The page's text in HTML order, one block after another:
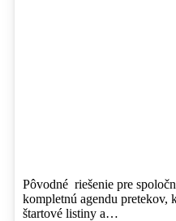
Pôvodné riešenie pre
kompletnú agendu
štartové listiny a…